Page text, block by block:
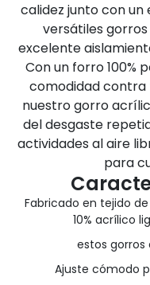
calidez junto con un
versátiles
excelente
Con un forro 100%
comodidad contra
nuestro gorro
del desgaste
actividades al aire
para
Fabricado en tejido
10% acrílico
estos gorros
Ajuste cómodo